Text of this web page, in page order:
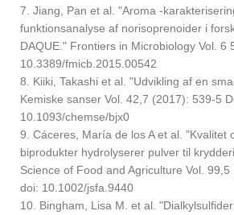
7. Jiang, Pan et al. "Aroma -
funktionsanalyse af norisoprenoider i
DAQUE." Frontiers in Microbiology Vol. 6
10.3389/fmicb.2015.00542
8. Kiiki, Takashi et al. "Udvikling af en
Kemiske sanser Vol. 42,7 (2017): 539-5
10.1093/chemse/bjx0
9. Cáceres, María de los A et al. "Kvalitet
biprodukter hydrolyserer pulver til
Science of Food and Agriculture Vol. 99,5
doi: 10.1002/jsfa.9440
10. Bingham, Lisa M. et al.